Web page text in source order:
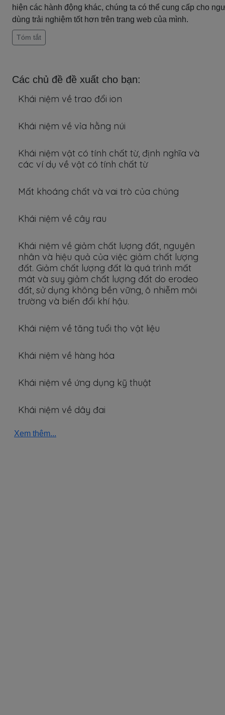
hiện các hành động khác, chúng ta có thể cung cấp cho
dùng trải nghiệm tốt hơn trên trang web của mình.
Tóm tắt
Các chủ đề đề xuất cho bạn:
Khái niệm về trao đổi ion
Khái niệm về vỉa hằng núi
Khái niệm vật có tính chất từ, định nghĩa và
các ví dụ về vật có tính chất từ
Mất khoáng chất và vai trò của chúng
Khái niệm về cây rau
Khái niệm về giảm chất lượng đất, nguyên
nhân và hiệu quả của việc giảm chất lượng
đất. Giảm chất lượng đất là quá trình mất
mát và suy giảm chất lượng đất do erodeo
đất, sử dụng không bền vững, ô nhiễm môi
trường và biến đổi khí hậu.
Khái niệm về tăng tuổi thọ vật liệu
Khái niệm về hàng hóa
Khái niệm về ứng dụng kỹ thuật
Khái niệm về dây đai
Xem thêm...